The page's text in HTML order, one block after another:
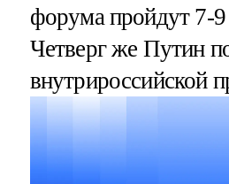
форума пройдут 7-9
Четверг же Путин
внутрироссийской